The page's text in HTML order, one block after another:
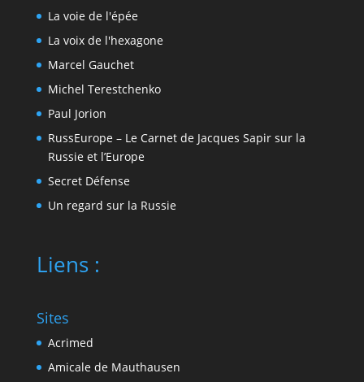
La voie de l'épée
La voix de l'hexagone
Marcel Gauchet
Michel Terestchenko
Paul Jorion
RussEurope – Le Carnet de Jacques Sapir sur la
Russie et l’Europe
Secret Défense
Un regard sur la Russie
Liens :
Sites
Acrimed
Amicale de Mauthausen